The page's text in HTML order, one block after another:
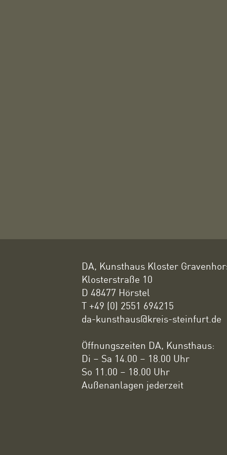
DA, Kunsthaus Kloster
Klosterstraße 10
D 48477 Hörstel
T +49 (0) 2551 694215
da-kunsthaus@kreis-steinfurt.de
Öffnungszeiten DA, Kunsthaus:
Di – Sa 14.00 – 18.00 Uhr
So 11.00 – 18.00 Uhr
Außenanlagen jederzeit